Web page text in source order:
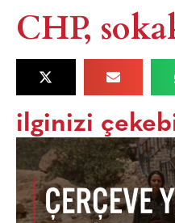
CHP,
ilginizi